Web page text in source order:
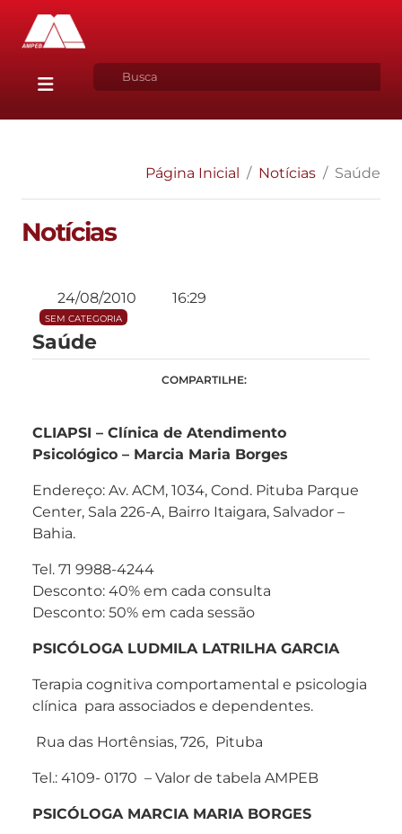
Página Inicial Notícias Saúde
Notícias
24/08/2010 16:29
SEM CATEGORIA
Saúde
COMPARTILHE:
CLIAPSI – Clínica de Atendimento
Psicológico – Marcia Maria Borges
Endereço: Av. ACM, 1034, Cond. Pituba Parque
Center, Sala 226-A, Bairro Itaigara, Salvador –
Bahia.
Tel. 71 9988-4244
Desconto: 40% em cada consulta
Desconto: 50% em cada sessão
PSICÓLOGA LUDMILA LATRILHA GARCIA
Terapia cognitiva comportamental e psicologia
clínica para associados e dependentes.
Rua das Hortênsias, 726, Pituba
Tel.: 4109- 0170 – Valor de tabela AMPEB
PSICÓLOGA MARCIA MARIA BORGES